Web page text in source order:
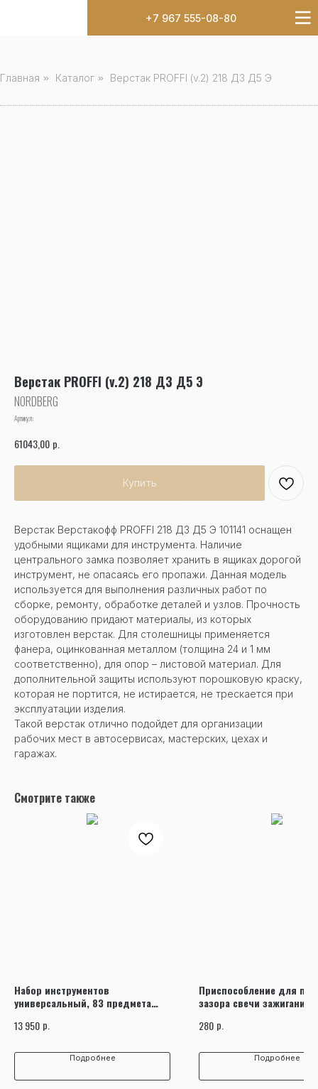
+7 967 555-08-80
Главная » Каталог » Верстак PROFFI (v.2) 218 Д3 Д5 Э
Верстак PROFFI (v.2) 218 Д3 Д5 Э
NORDBERG
Артикул:
61043,00 р.
Купить
Верстак Верстакофф PROFFI 218 Д3 Д5 Э 101141 оснащен
удобными ящиками для инструмента. Наличие
центрального замка позволяет хранить в ящиках дорогой
инструмент, не опасаясь его пропажи. Данная модель
используется для выполнения различных работ по
сборке, ремонту, обработке деталей и узлов. Прочность
оборудованию придают материалы, из которых
изготовлен верстак. Для столешницы применяется
фанера, оцинкованная металлом (толщина 24 и 1 мм
соответственно), для опор – листовой материал. Для
дополнительной защиты используют порошковую краску,
которая не портится, не истирается, не трескается при
эксплуатации изделия.
Такой верстак отлично подойдет для организации
рабочих мест в автосервисах, мастерских, цехах и
гаражах.
Смотрите также
Набор инструментов
универсальный, 83 предмета
13 950 р.
Подробнее
Приспособление для
зазора свечи зажигания
280 р.
Подробнее